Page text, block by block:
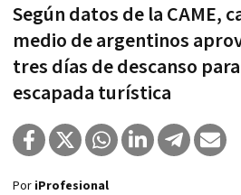
Según datos de la CAME,
medio de argentinos
tres días de descanso
escapada turística
Por iProfesional